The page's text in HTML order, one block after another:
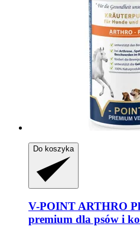
Do koszyka
V-POINT ARTHRO
premium dla psów i